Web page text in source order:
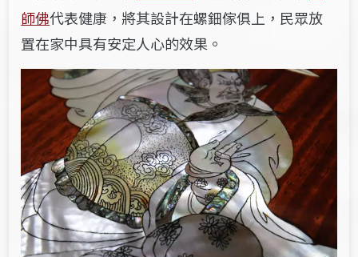
師佛代表健康，將其設計在螺鈿傢俱上，民眾放
置在家中具有安定人心的效果。